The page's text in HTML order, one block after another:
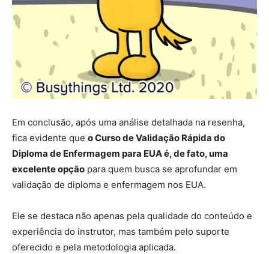
Em conclusão, após uma análise detalhada na resenha,
fica evidente que o Curso de Validação Rápida do
Diploma de Enfermagem para EUA é, de fato, uma
excelente opção para quem busca se aprofundar em
validação de diploma e enfermagem nos EUA.
Ele se destaca não apenas pela qualidade do conteúdo e
experiência do instrutor, mas também pelo suporte
oferecido e pela metodologia aplicada.